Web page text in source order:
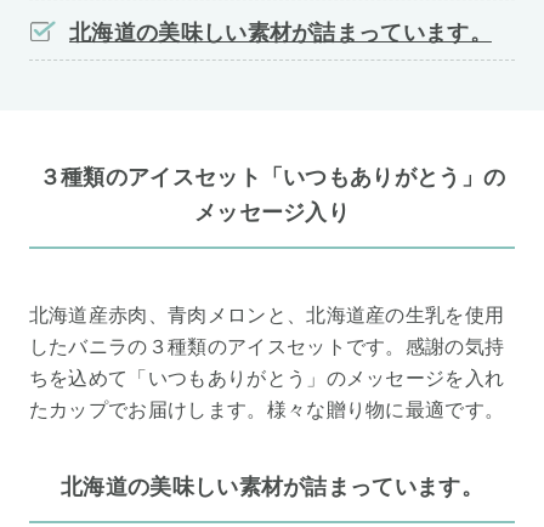
北海道の美味しい素材が詰まっています。
３種類のアイスセット「いつもありがとう」の
メッセージ入り
北海道産赤肉、青肉メロンと、北海道産の生乳を使用
したバニラの３種類のアイスセットです。感謝の気持
ちを込めて「いつもありがとう」のメッセージを入れ
たカップでお届けします。様々な贈り物に最適です。
北海道の美味しい素材が詰まっています。